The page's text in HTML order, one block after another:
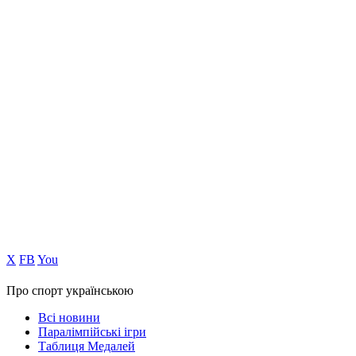
Х FB You
Про спорт українською
Всі новини
Паралімпійські ігри
Таблиця Медалей